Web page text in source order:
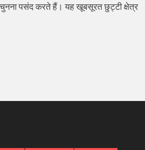
पसंद करते हैं। यह खूबसूरत छुट्टी क्षेत्र